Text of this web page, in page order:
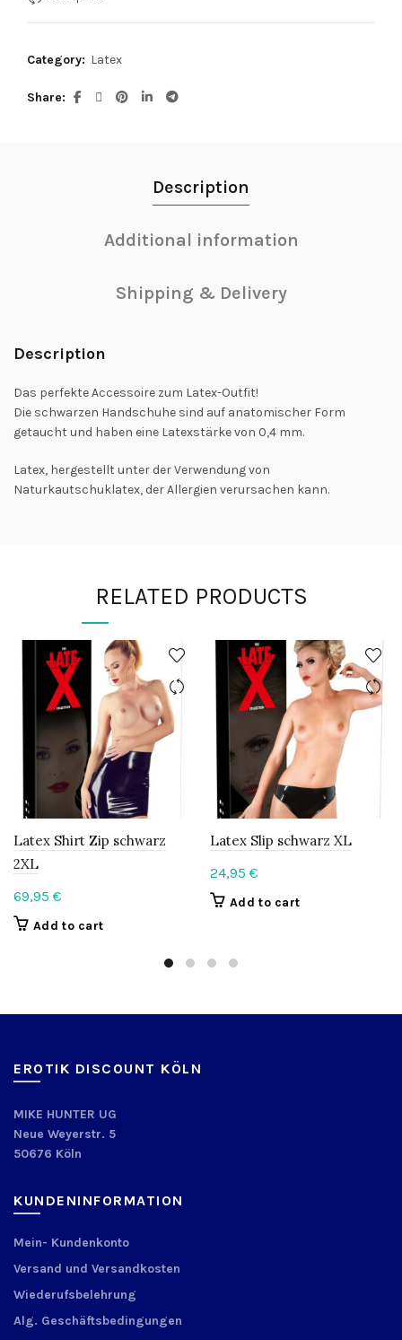
Category: Latex
Share
Description
Additional information
Shipping & Delivery
Description
Das perfekte Accessoire zum Latex-Outfit!
Die schwarzen Handschuhe sind auf anatomischer Form
getaucht und haben eine Latexstärke von 0,4 mm.
Latex, hergestellt unter der Verwendung von
Naturkautschuklatex, der Allergien verursachen kann.
RELATED PRODUCTS
Latex Shirt Zip schwarz
2XL
69,95 €
Add to cart
Latex Slip schwarz XL
24,95 €
Add to cart
EROTIK DISCOUNT KÖLN
MIKE HUNTER UG
Neue Weyerstr. 5
50676 Köln
KUNDENINFORMATION
Mein- Kundenkonto
Versand und Versandkosten
Wiederufsbelehrung
Alg. Geschäftsbedingungen